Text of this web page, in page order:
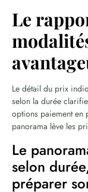
Le
Le détail du prix
selon la durée
options paiement en
panorama lève les
Le
selon
préparer